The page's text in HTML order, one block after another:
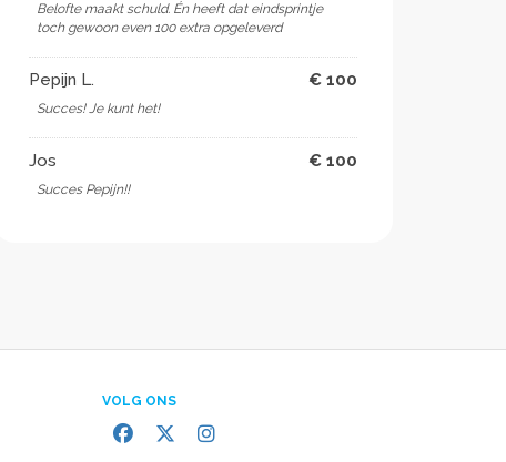
Belofte maakt schuld. Én heeft dat eindsprintje
toch gewoon even 100 extra opgeleverd
Pepijn L. € 100
Succes! Je kunt het!
Jos € 100
Succes Pepijn!!
VOLG ONS